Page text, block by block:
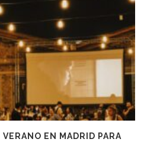
EN MADRID PARA